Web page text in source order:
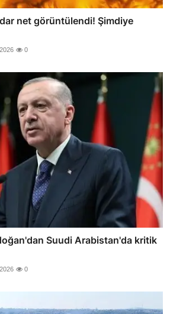
net görüntülendi! Şimdiye
0
Suudi Arabistan'da kritik
0